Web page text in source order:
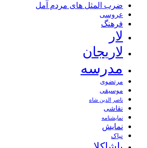
ضرب المثل های مردم آمل
عروسی
فرهنگ
لار
لاریجان
مدرسه
مرتضوی
موسیقی
ناصر الدین شاه
نقاشی
نمايشنامه
نمایش
نیاک